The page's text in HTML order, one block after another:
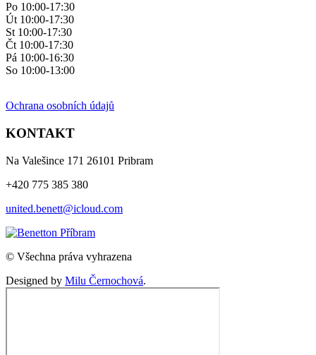
Po 10:00-17:30
Út 10:00-17:30
St 10:00-17:30
Čt 10:00-17:30
Pá 10:00-16:30
So 10:00-13:00
Ochrana osobních údajů
KONTAKT
Na Valešince 171 26101 Pribram
+420 775 385 380
united.benett@icloud.com
© Všechna práva vyhrazena
Designed by Milu Černochová.